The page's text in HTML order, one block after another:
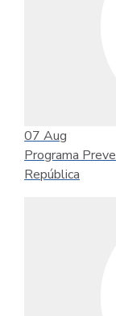
07 Aug
Programa
República